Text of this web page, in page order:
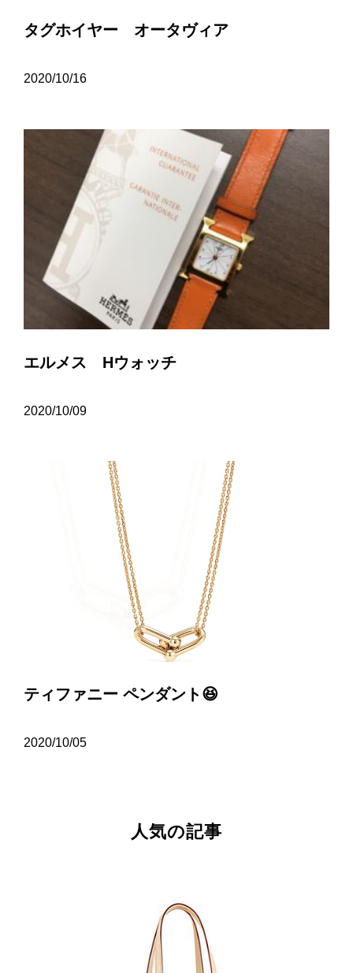
タグホイヤー オータヴィア
2020/10/16
エルメス Hウォッチ
2020/10/09
ティファニー ペンダント😆
2020/10/05
人気の記事